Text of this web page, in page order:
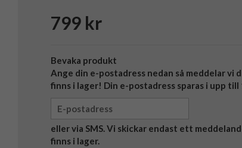
799 kr
Bevaka produkt
Ange din e-postadress nedan så meddelar vi
finns i lager! Din e-postadress sparas i upp till
eller via SMS. Vi skickar endast ett
finns i lager.